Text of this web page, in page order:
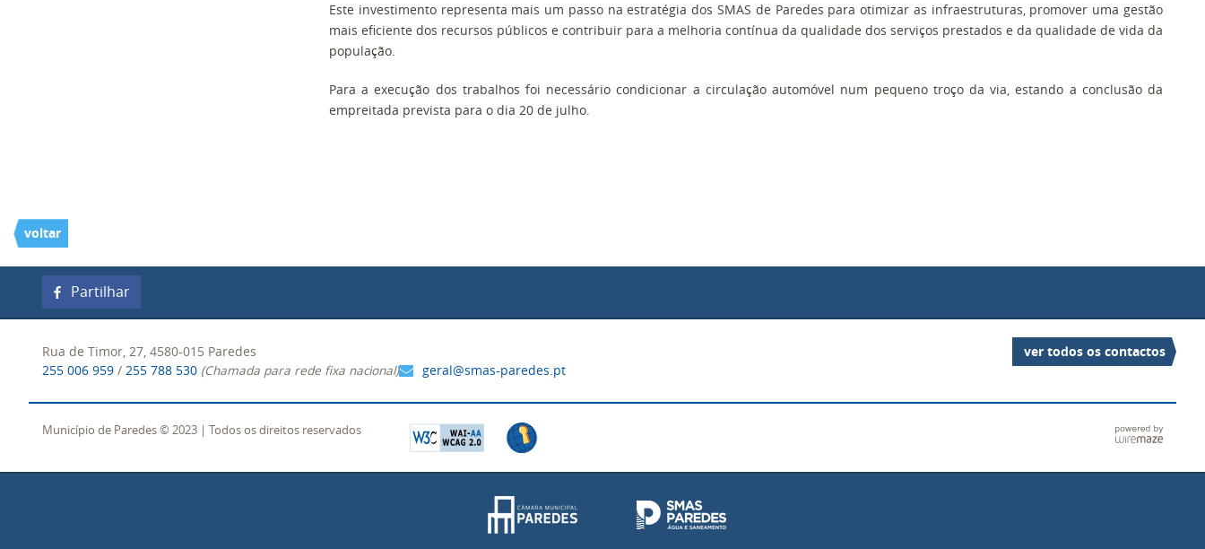
Este investimento representa mais um passo na estratégia dos SMAS de Paredes para otimizar as infraestruturas, promover uma gestão
mais eficiente dos recursos públicos e contribuir para a melhoria contínua da qualidade dos serviços prestados e da qualidade de vida da
população.
Para a execução dos trabalhos foi necessário condicionar a circulação automóvel num pequeno troço da via, estando a conclusão da
empreitada prevista para o dia 20 de julho.
voltar
Partilhar
Rua de Timor, 27, 4580-015 Paredes
255 006 959 / 255 788 530 (Chamada para rede fixa nacional) geral@smas-paredes.pt
ver todos os contactos
Município de Paredes © 2023 | Todos os direitos reservados